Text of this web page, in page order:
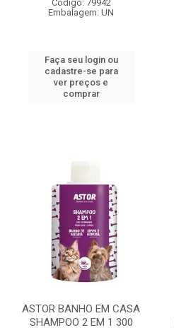
Código: 79942
Embalagem: UN
Faça seu login ou
cadastre-se para
ver preços e
comprar
ASTOR BANHO EM CASA
SHAMPOO 2 EM 1 300